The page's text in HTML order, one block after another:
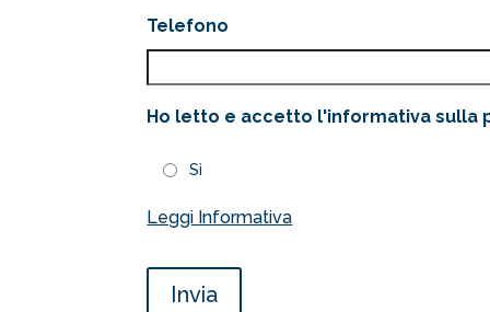
Telefono
Ho letto e accetto l'informativa sulla
Sì
Leggi Informativa
Invia